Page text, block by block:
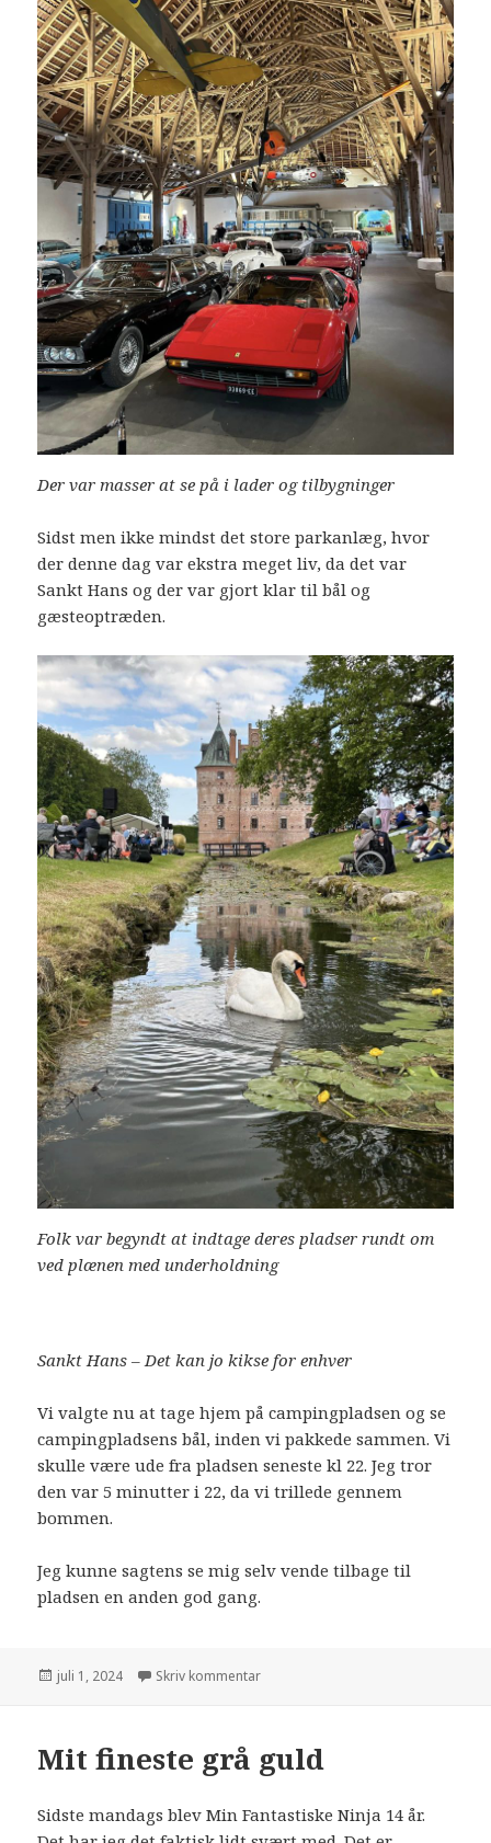
Der var masser at se på i lader og tilbygninger
Sidst men ikke mindst det store parkanlæg, hvor
der denne dag var ekstra meget liv, da det var
Sankt Hans og der var gjort klar til bål og
gæsteoptræden.
Folk var begyndt at indtage deres pladser rundt om
ved plænen med underholdning
Sankt Hans–Det kan jo kikse for enhver
Vi valgte nu at tage hjem på campingpladsen og se
campingpladsens bål, inden vi pakkede sammen. Vi
skulle være ude fra pladsen seneste kl 22. Jeg tror
den var 5 minutter i 22, da vi trillede gennem
bommen.
Jeg kunne sagtens se mig selv vende tilbage til
pladsen en anden god gang.
juli 1, 2024 Skriv kommentar
Mit fineste grå guld
Sidste mandags blev Min Fantastiske Ninja 14 år.